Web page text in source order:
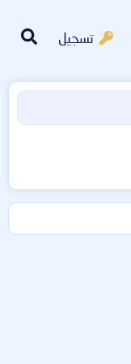
تسجيل